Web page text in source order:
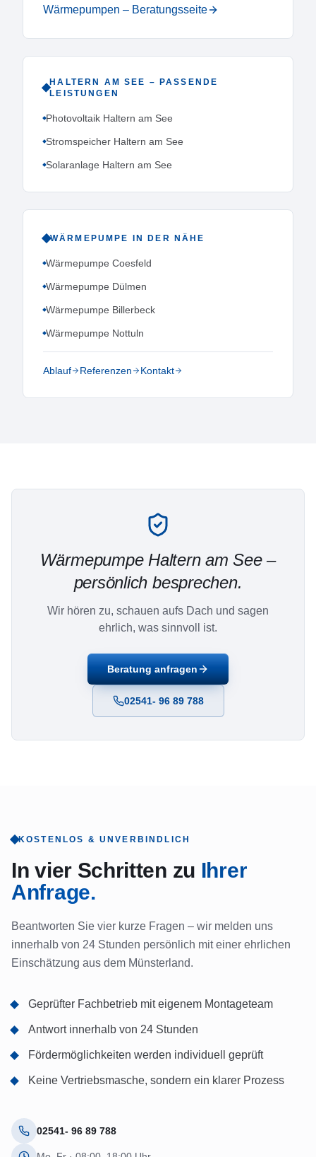
Wärmepumpen – Beratungsseite
HALTERN AM SEE – PASSENDE
LEISTUNGEN
Photovoltaik Haltern am See
Stromspeicher Haltern am See
Solaranlage Haltern am See
WÄRMEPUMPE IN DER NÄHE
Wärmepumpe Coesfeld
Wärmepumpe Dülmen
Wärmepumpe Billerbeck
Wärmepumpe Nottuln
Ablauf Referenzen Kontakt
Wärmepumpe Haltern am See–
persönlich besprechen.
Wir hören zu, schauen aufs Dach und sagen
ehrlich, was sinnvoll ist.
Beratung anfragen
02541- 96 89 788
KOSTENLOS & UNVERBINDLICH
In vier Schritten zu Ihrer
Anfrage.
Beantworten Sie vier kurze Fragen – wir melden uns
innerhalb von 24 Stunden persönlich mit einer ehrlichen
Einschätzung aus dem Münsterland.
Geprüfter Fachbetrieb mit eigenem Montageteam
Antwort innerhalb von 24 Stunden
Fördermöglichkeiten werden individuell geprüft
Keine Vertriebsmasche, sondern ein klarer Prozess
02541- 96 89 788